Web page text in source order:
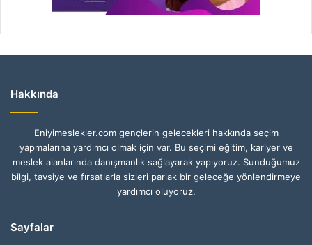
Hakkında
Eniyimeslekler.com gençlerin gelecekleri hakkında seçim
yapmalarına yardımcı olmak için var. Bu seçimi eğitim, kariyer ve
meslek alanlarında danışmanlık sağlayarak yapıyoruz. Sunduğumuz
bilgi, tavsiye ve fırsatlarla sizleri parlak bir geleceğe yönlendirmeye
yardımcı oluyoruz.
Sayfalar